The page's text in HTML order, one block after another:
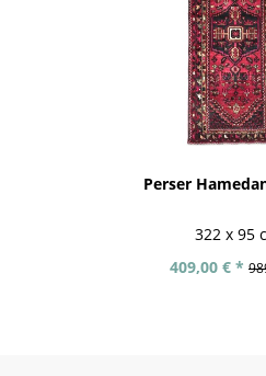
Perser
322 x 95
409,00 € *